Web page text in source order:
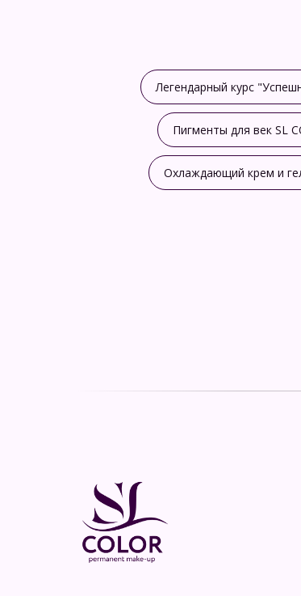
Легендарный курс
Пигменты для век SL
Охлаждающий крем и